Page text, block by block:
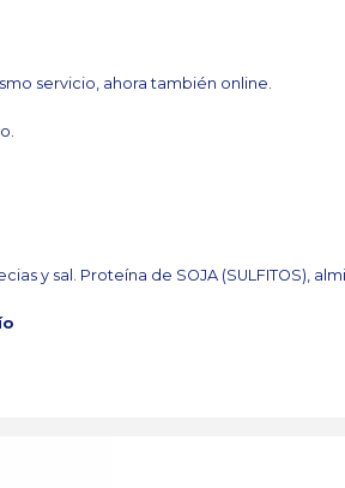
servicio, ahora también online.
y sal. Proteína de SOJA (SULFITOS),